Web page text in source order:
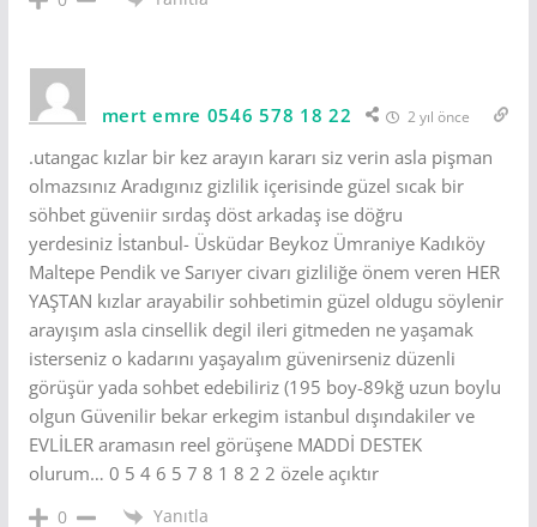
mert emre 0546 578 18 22 2 yıl önce
.utangac kızlar bir kez arayın kararı siz verin asla pişman
olmazsınız Aradıgınız gizlilik içerisinde güzel sıcak bir
söhbet güveniir sırdaş döst arkadaş ise döğru
yerdesiniz İstanbul- Üsküdar Beykoz Ümraniye Kadıköy
Maltepe Pendik ve Sarıyer civarı gizliliğe önem veren HER
YAŞTAN kızlar arayabilir sohbetimin güzel oldugu söylenir
arayışım asla cinsellik degil ileri gitmeden ne yaşamak
isterseniz o kadarını yaşayalım güvenirseniz düzenli
görüşür yada sohbet edebiliriz (195 boy-89kğ uzun boylu
olgun Güvenilir bekar erkegim istanbul dışındakiler ve
EVLİLER aramasın reel görüşene MADDİ DESTEK
olurum… 0 5 4 6 5 7 8 1 8 2 2 özele açıktır
0 Yanıtla